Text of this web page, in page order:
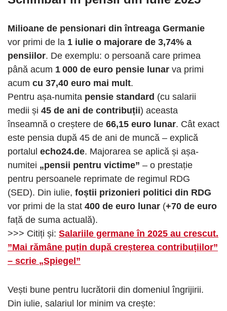
Milioane de pensionari din întreaga Germanie
vor primi de la 1 iulie o majorare de 3,74% a
pensiilor. De exemplu: o persoană care primea
până acum 1 000 de euro pensie lunar va primi
acum cu 37,40 euro mai mult.
Pentru așa-numita pensie standard (cu salarii
medii și 45 de ani de contribuții) aceasta
înseamnă o creștere de 66,15 euro lunar. Cât exact
este pensia după 45 de ani de muncă – explică
portalul echo24.de. Majorarea se aplică și așa-
numitei „pensii pentru victime” – o prestație
pentru persoanele reprimate de regimul RDG
(SED). Din iulie, foștii prizonieri politici din RDG
vor primi de la stat 400 de euro lunar (+70 de euro
față de suma actuală).
>>> Citiți și: Salariile germane în 2025 au crescut.
”Mai rămâne puțin după creșterea contribuțiilor”
– scrie „Spiegel”
Vești bune pentru lucrătorii din domeniul îngrijirii.
Din iulie, salariul lor minim va crește: